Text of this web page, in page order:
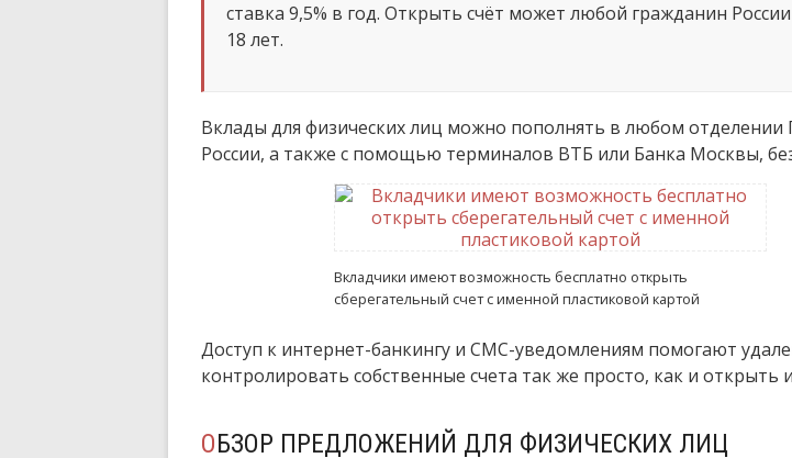
ставка 9,5% в год. Открыть счёт может любой гражданин
18 лет.
Вклады для физических лиц можно пополнять в любом отделении
России, а также с помощью терминалов ВТБ или Банка Москвы,
Вкладчики имеют возможность бесплатно открыть
сберегательный счет с именной пластиковой картой
Доступ к интернет-банкингу и СМС-уведомлениям помогают
контролировать собственные счета так же просто, как и открыть
ОБЗОР ПРЕДЛОЖЕНИЙ ДЛЯ ФИЗИЧЕСКИХ ЛИЦ